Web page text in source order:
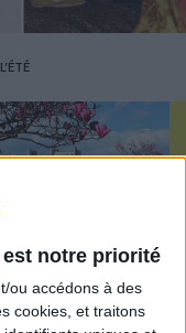
notre priorité
ou accédons à des
cookies, et traitons
newsletter